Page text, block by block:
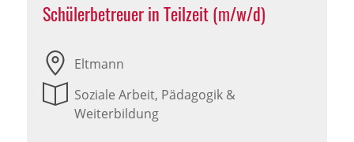
Schülerbetreuer in Teilzeit (m/w/d)
Eltmann
Soziale Arbeit, Pädagogik &
Weiterbildung